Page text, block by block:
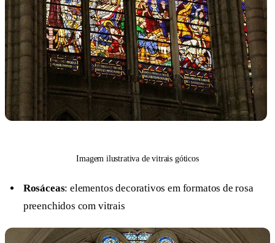
Imagem ilustrativa de vitrais góticos
Rosáceas: elementos decorativos em formatos de rosa
preenchidos com vitrais